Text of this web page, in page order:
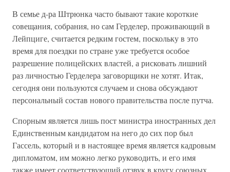
В семье д-ра Штрюнка часто бывают такие короткие
совещания, собрания, но сам Герделер, проживающий в
Лейпциге, считается редким гостем, поскольку в это
время для поездки по стране уже требуется особое
разрешение полицейских властей, а рисковать лишний
раз личностью Герделера заговорщики не хотят. Итак,
сегодня они пользуются случаем и снова обсуждают
персональный состав нового правительства после путча.
Спорным является лишь пост министра иностранных дел
Единственным кандидатом на него до сих пор был
Гассель, который и в настоящее время является кадровым
дипломатом, им можно легко руководить, и его имя
также имеет соответствующий отзвук в кругу союзных